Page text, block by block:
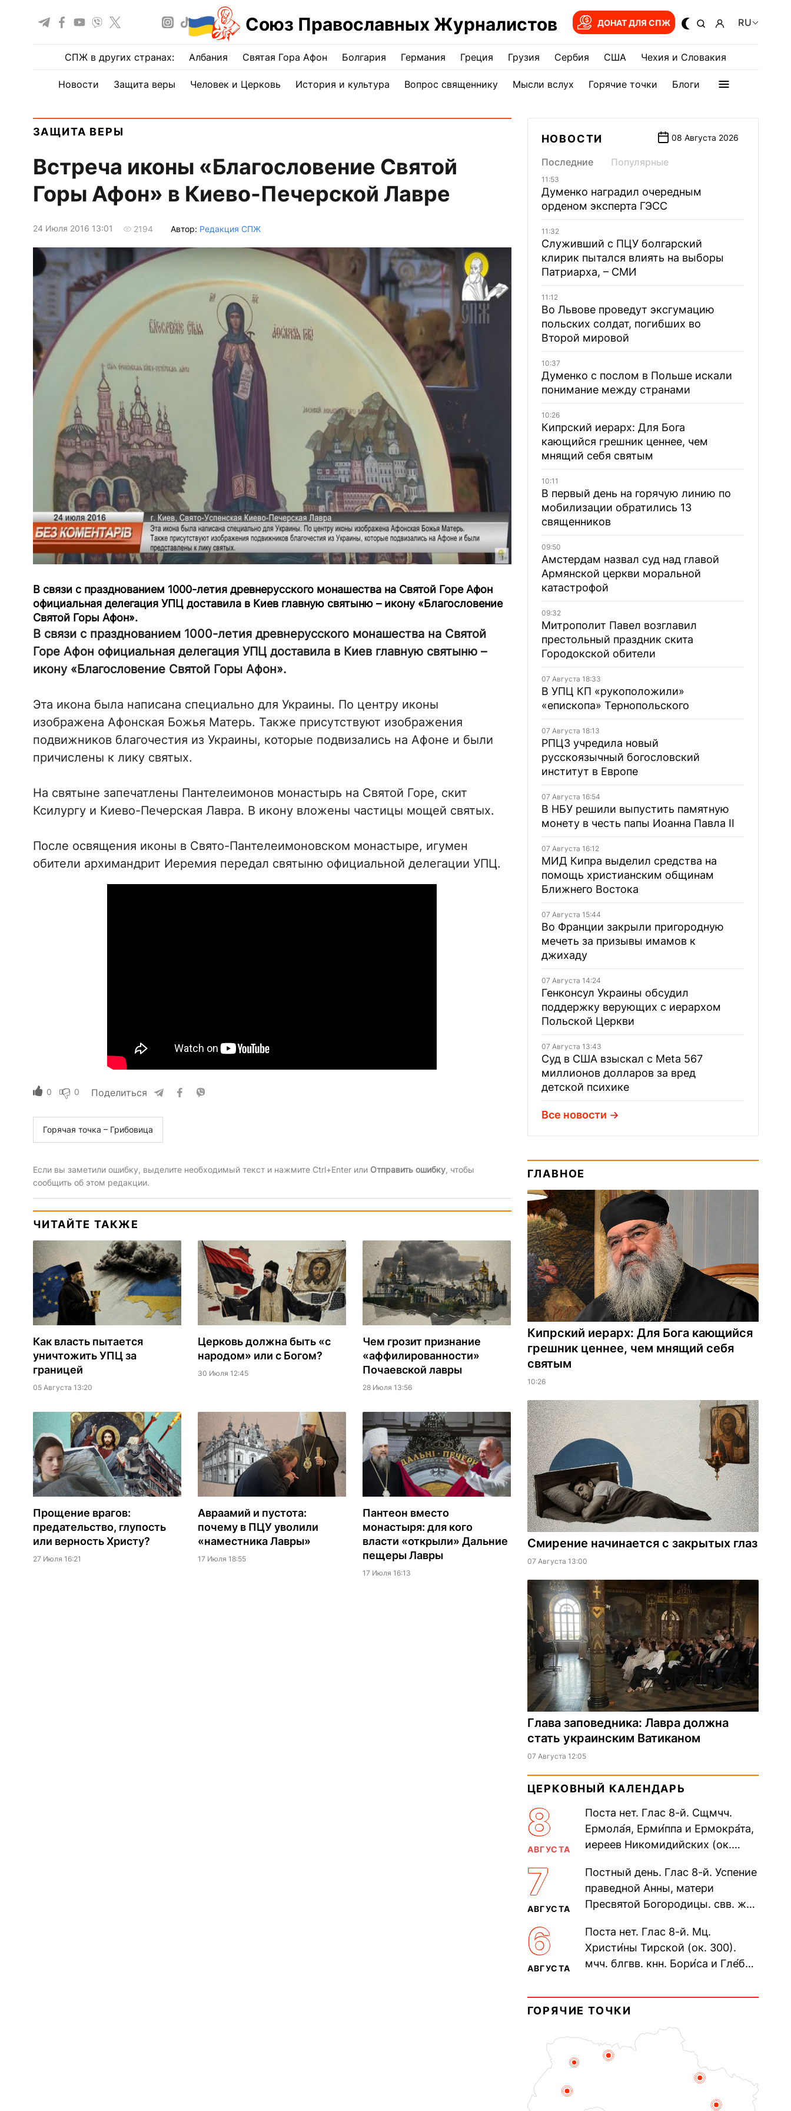
Союз Православных Журналистов ДОНАТ ДЛЯ СПЖ RU
СПЖ в других странах: Албания Святая Гора Афон Болгария Германия Греция Грузия Сербия США Чехия и Словакия
Новости Защита веры Человек и Церковь История и культура Вопрос священнику Мысли вслух Горячие точки Блоги
ЗАЩИТА ВЕРЫ
Встреча иконы «Благословение Святой
Горы Афон» в Киево-Печерской Лавре
24 Июля 2016 13:01 2194 Автор: Редакция СПЖ
В связи с празднованием 1000-летия древнерусского монашества на Святой Горе Афон
официальная делегация УПЦ доставила в Киев главную святыню – икону «Благословение
Святой Горы Афон».
В связи с празднованием 1000-летия древнерусского монашества на Святой
Горе Афон официальная делегация УПЦ доставила в Киев главную святыню –
икону «Благословение Святой Горы Афон».
Эта икона была написана специально для Украины. По центру иконы
изображена Афонская Божья Матерь. Также присутствуют изображения
подвижников благочестия из Украины, которые подвизались на Афоне и были
причислены к лику святых.
На святыне запечатлены Пантелеимонов монастырь на Святой Горе, скит
Ксилургу и Киево-Печерская Лавра. В икону вложены частицы мощей святых.
После освящения иконы в Свято-Пантелеимоновском монастыре, игумен
обители архимандрит Иеремия передал святыню официальной делегации УПЦ.
0 0 Поделиться
Горячая точка – Грибовица
Если вы заметили ошибку, выделите необходимый текст и нажмите Ctrl+Enter или Отправить ошибку, чтобы
сообщить об этом редакции.
ЧИТАЙТЕ ТАКЖЕ
Как власть пытается
уничтожить УПЦ за
границей
05 Августа 13:20
Церковь должна быть «с
народом» или с Богом?
30 Июля 12:45
Чем грозит признание
«аффилированности»
Почаевской лавры
28 Июля 13:56
Прощение врагов:
предательство, глупость
или верность Христу?
27 Июля 16:21
Авраамий и пустота:
почему в ПЦУ уволили
«наместника Лавры»
17 Июля 18:55
Пантеон вместо
монастыря: для кого
власти «открыли» Дальние
пещеры Лавры
17 Июля 16:13
НОВОСТИ 08 Августа 2026
Последние Популярные
11:53
Думенко наградил очередным
орденом эксперта ГЭСС
11:32
Служивший с ПЦУ болгарский
клирик пытался влиять на выборы
Патриарха, – СМИ
11:12
Во Львове проведут эксгумацию
польских солдат, погибших во
Второй мировой
10:37
Думенко с послом в Польше искали
понимание между странами
10:26
Кипрский иерарх: Для Бога
кающийся грешник ценнее, чем
мнящий себя святым
10:11
В первый день на горячую линию по
мобилизации обратились 13
священников
09:50
Амстердам назвал суд над главой
Армянской церкви моральной
катастрофой
09:32
Митрополит Павел возглавил
престольный праздник скита
Городокской обители
07 Августа 18:33
В УПЦ КП «рукоположили»
«епископа» Тернопольского
07 Августа 18:13
РПЦЗ учредила новый
русскоязычный богословский
институт в Европе
07 Августа 16:54
В НБУ решили выпустить памятную
монету в честь папы Иоанна Павла II
07 Августа 16:12
МИД Кипра выделил средства на
помощь христианским общинам
Ближнего Востока
07 Августа 15:44
Во Франции закрыли пригородную
мечеть за призывы имамов к
джихаду
07 Августа 14:24
Генконсул Украины обсудил
поддержку верующих с иерархом
Польской Церкви
07 Августа 13:43
Суд в США взыскал с Meta 567
миллионов долларов за вред
детской психике
Все новости
ГЛАВНОЕ
Кипрский иерарх: Для Бога кающийся
грешник ценнее, чем мнящий себя
святым
10:26
Смирение начинается с закрытых глаз
07 Августа 13:00
Глава заповедника: Лавра должна
стать украинским Ватиканом
07 Августа 12:05
ЦЕРКОВНЫЙ КАЛЕНДАРЬ
8
АВГУСТА
Поста нет. Глас 8-й. Сщмчч.
Ермола́я, Ерми́ппа и Ермокра́та,
иереев Никомидийских (ок.
Печерского, в Ближних
пещерах...
7
АВГУСТА
Постный день. Глас 8-й. Успение
праведной Анны, матери
Пресвятой Богородицы. свв. жен
прп. Евпракси́и девы,...
6
АВГУСТА
Поста нет. Глас 8-й. Мц.
Христи́ны Тирской (ок. 300).
мчч. блгвв. кнн. Бори́са и Гле́ба,
Дави́да (1015). Прп....
ГОРЯЧИЕ ТОЧКИ